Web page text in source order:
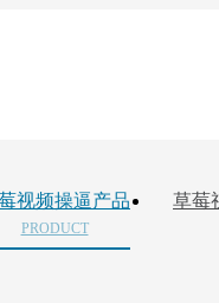
视频操逼产品
PRODUCT
草莓